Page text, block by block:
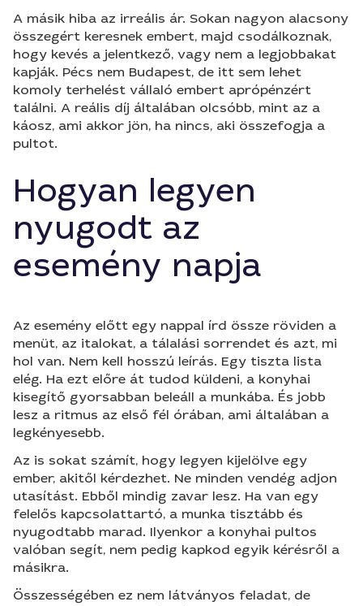
A másik hiba az irreális ár. Sokan nagyon alacsony
összegért keresnek embert, majd csodálkoznak,
hogy kevés a jelentkező, vagy nem a legjobbakat
kapják. Pécs nem Budapest, de itt sem lehet
komoly terhelést vállaló embert aprópénzért
találni. A reális díj általában olcsóbb, mint az a
káosz, ami akkor jön, ha nincs, aki összefogja a
pultot.
Hogyan legyen
nyugodt az
esemény napja
Az esemény előtt egy nappal írd össze röviden a
menüt, az italokat, a tálalási sorrendet és azt, mi
hol van. Nem kell hosszú leírás. Egy tiszta lista
elég. Ha ezt előre át tudod küldeni, a konyhai
kisegítő gyorsabban beleáll a munkába. És jobb
lesz a ritmus az első fél órában, ami általában a
legkényesebb.
Az is sokat számít, hogy legyen kijelölve egy
ember, akitől kérdezhet. Ne minden vendég adjon
utasítást. Ebből mindig zavar lesz. Ha van egy
felelős kapcsolattartó, a munka tisztább és
nyugodtabb marad. Ilyenkor a konyhai pultos
valóban segít, nem pedig kapkod egyik kérésről a
másikra.
Összességében ez nem látványos feladat, de